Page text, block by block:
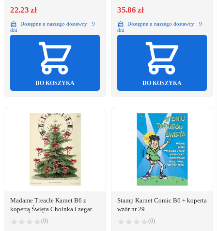
22.23 zł
Dostępne u naszego dostawcy · 9
dni
DO KOSZYKA
35.86 zł
Dostępne u naszego dostawcy · 9
dni
DO KOSZYKA
Madame Treacle Karnet B6 z
kopertą Święta Choinka i zegar
(0)
Stamp Karnet Comic B6 + koperta
wzór nr 29
(0)